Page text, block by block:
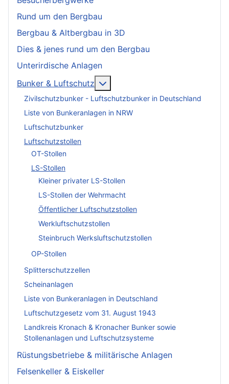
Rund um den Bergbau
Bergbau & Altbergbau in 3D
Dies & jenes rund um den Bergbau
Unterirdische Anlagen
Bunker & Luftschutz
Zivilschutzbunker - Luftschutzbunker in Deutschland
Liste von Bunkeranlagen in NRW
Luftschutzbunker
Luftschutzstollen
OT-Stollen
LS-Stollen
Kleiner privater LS-Stollen
LS-Stollen der Wehrmacht
Öffentlicher Luftschutzstollen
Werkluftschutzstollen
Steinbruch Werksluftschutzstollen
OP-Stollen
Splitterschutzzellen
Scheinanlagen
Liste von Bunkeranlagen in Deutschland
Luftschutzgesetz vom 31. August 1943
Landkreis Kronach & Kronacher Bunker sowie
Stollenanlagen und Luftschutzsysteme
Rüstungsbetriebe & militärische Anlagen
Felsenkeller & Eiskeller